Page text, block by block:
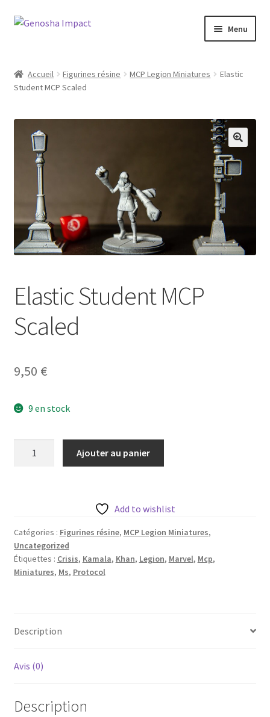
Aller
navigation
Aller
Menu
Cart
Checkout
My account
Wishlist
Accueil Figurines résine MCP Legion Miniatures
Elastic
Student MCP Scaled
Elastic Student MCP
Scaled
9,50 €
9 en stock
Ajouter au panier
Add to wishlist
Catégories : Figurines résine, MCP Legion Miniatures,
Uncategorized
Étiquettes : Crisis, Kamala, Khan, Legion, Marvel, Mcp,
Miniatures, Ms, Protocol
Description
Avis (0)
Description